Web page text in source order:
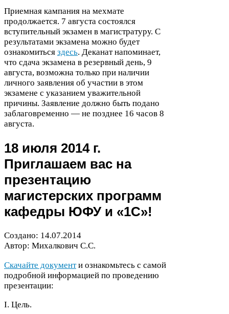
Приемная кампания на мехмате
продолжается. 7 августа состоялся
вступительный экзамен в магистратуру. С
результатами экзамена можно будет
ознакомиться здесь. Деканат напоминает,
что сдача экзамена в резервный день, 9
августа, возможна только при наличии
личного заявления об участии в этом
экзамене с указанием уважительной
причины. Заявление должно быть подано
заблаговременно — не позднее 16 часов 8
августа.
18 июля 2014г.
Приглашаем вас на
презентацию
магистерских программ
кафедры ЮФУи «1С»!
Создано: 14.07.2014
Автор: Михалкович С.С.
Скачайте документи ознакомьтесь с самой
подробной информацией по проведению
презентации:
I. Цель.